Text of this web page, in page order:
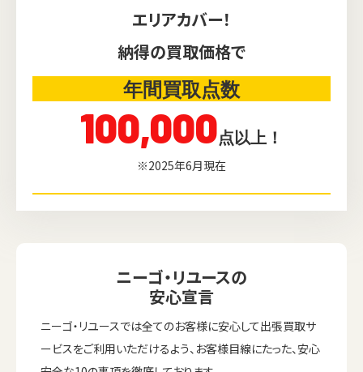
エリアカバー！
納得の買取価格で
年間買取点数
100,000点以上！
※2025年6月現在
ニーゴ・リユースの
安心宣言
ニーゴ・リユースでは全てのお客様に安心して出張買取サ
ービスをご利用いただけるよう、お客様目線にたった、安心